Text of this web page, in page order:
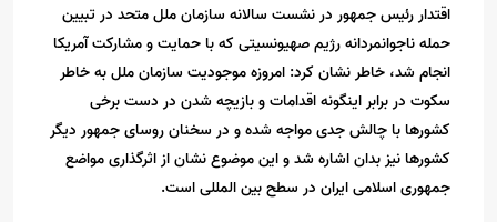
اقتدار رئیس جمهور در نشست سالانه سازمان ملل متحد در تبیین
حمله ناجوانمردانه رژیم صهیونسیتی که با حمایت و مشارکت آمریکا
انجام شد، خاطر نشان کرد: امروزه موجودیت سازمان ملل به خاطر
سکوت در برابر اینگونه اقدامات و بازیچه شدن در دست برخی
کشورها با چالش جدی مواجه شده و در سخنان روسای جمهور دیگر
کشورها نیز بدان اشاره شد و این موضوع نشان از اثرگذاری مواضع
جمهوری اسلامی ایران در سطح بین المللی است.